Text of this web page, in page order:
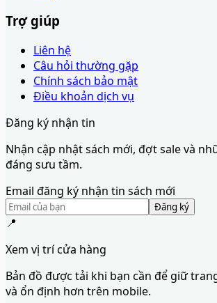
Trợ giúp
Liên hệ
Câu hỏi thường gặp
Chính sách bảo mật
Điều khoản dịch vụ
Đăng ký nhận tin
Nhận cập nhật sách mới, đợt sale và
đáng sưu tầm.
Email đăng ký nhận tin sách mới
Đăng ký
📍
Xem vị trí cửa hàng
Bản đồ được tải khi bạn cần để giữ
và ổn định hơn trên mobile.